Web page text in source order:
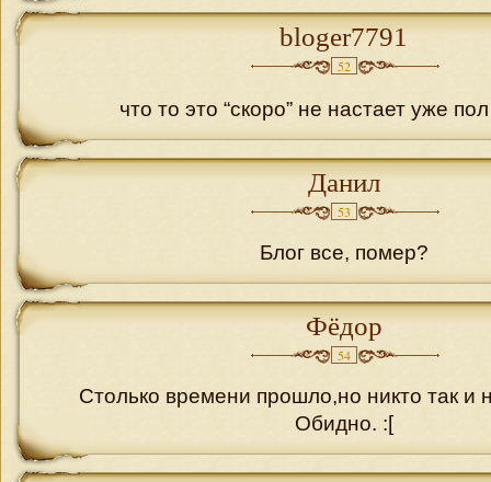
bloger7791
52
что то это “скоро” не настает уже
Данил
53
Блог все, помер?
Фёдор
54
Столько времени прошло,но никто так и
Обидно. :[